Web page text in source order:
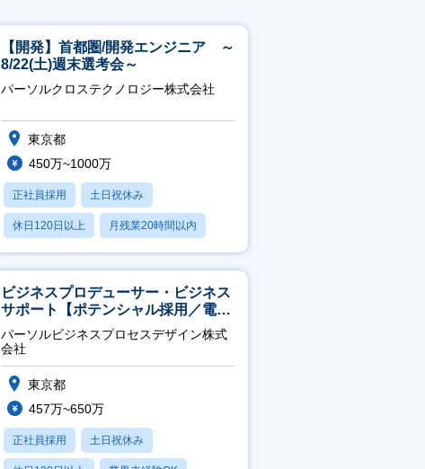
【開発】首都圏/開発エンジニア ～
8/22(土)週末選考会～
パーソルクロステクノロジー株式会社
東京都
450万~1000万
正社員採用 土日祝休み
休日120日以上 月残業20時間以内
賞与あり
ビジネスプロデューサー・ビジネス
サポート【ポテンシャル採用／電
力・ガス等の民間向けプロジェクト
推進】
パーソルビジネスプロセスデザイン株式
会社
東京都
457万~650万
正社員採用 土日祝休み